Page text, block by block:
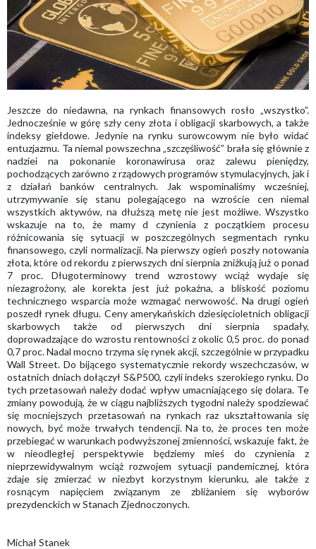
Jeszcze do niedawna, na rynkach finansowych rosło „wszystko”.
Jednocześnie w górę szły ceny złota i obligacji skarbowych, a także
indeksy giełdowe. Jedynie na rynku surowcowym nie było widać
entuzjazmu. Ta niemal powszechna „szczęśliwość” brała się głównie z
nadziei na pokonanie koronawirusa oraz zalewu pieniędzy,
pochodzących zarówno z rządowych programów stymulacyjnych, jak i
z działań banków centralnych. Jak wspominaliśmy wcześniej,
utrzymywanie się stanu polegającego na wzroście cen niemal
wszystkich aktywów, na dłuższą metę nie jest możliwe. Wszystko
wskazuje na to, że mamy d czynienia z początkiem procesu
różnicowania się sytuacji w poszczególnych segmentach rynku
finansowego, czyli normalizacji. Na pierwszy ogień poszły notowania
złota, które od rekordu z pierwszych dni sierpnia zniżkują już o ponad
7 proc. Długoterminowy trend wzrostowy wciąż wydaje się
niezagrożony, ale korekta jest już pokaźna, a bliskość poziomu
technicznego wsparcia może wzmagać nerwowość. Na drugi ogień
poszedł rynek długu. Ceny amerykańskich dziesięcioletnich obligacji
skarbowych także od pierwszych dni sierpnia spadały,
doprowadzające do wzrostu rentowności z okolic 0,5 proc. do ponad
0,7 proc. Nadal mocno trzyma się rynek akcji, szczególnie w przypadku
Wall Street. Do bijącego systematycznie rekordy wszechczasów, w
ostatnich dniach dołączył S&P500, czyli indeks szerokiego rynku. Do
tych przetasowań należy dodać wpływ umacniającego się dolara. Te
zmiany powodują, że w ciągu najbliższych tygodni należy spodziewać
się mocniejszych przetasowań na rynkach raz ukształtowania się
nowych, być może trwałych tendencji. Na to, że proces ten może
przebiegać w warunkach podwyższonej zmienności, wskazuje fakt, że
w nieodległej perspektywie będziemy mieś do czynienia z
nieprzewidywalnym wciąż rozwojem sytuacji pandemicznej, która
zdaje się zmierzać w niezbyt korzystnym kierunku, ale także z
rosnącym napięciem związanym ze zbliżaniem się wyborów
prezydenckich w Stanach Zjednoczonych.
Michał Stanek